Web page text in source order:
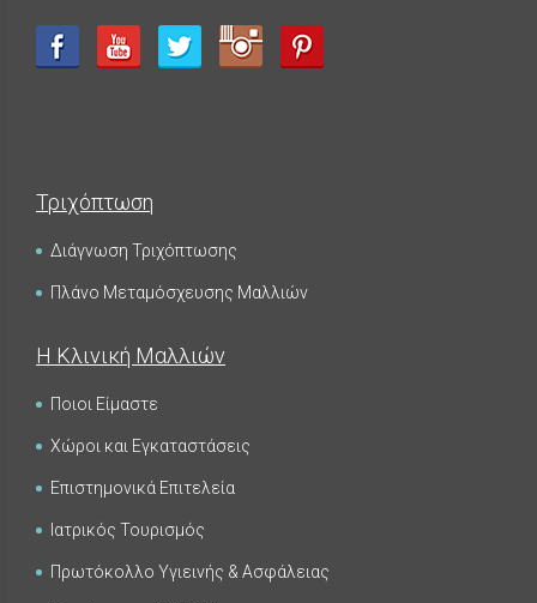
Τριχόπτωση
Διάγνωση Τριχόπτωσης
Πλάνο Μεταμόσχευσης Μαλλιών
Η Κλινική Μαλλιών
Ποιοι Είμαστε
Χώροι και Εγκαταστάσεις
Επιστημονικά Επιτελεία
Ιατρικός Τουρισμός
Πρωτόκολλο Υγιεινής & Ασφάλειας